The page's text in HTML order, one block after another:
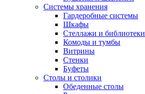
Системы хранения
Гардеробные системы
Шкафы
Стеллажи и библиотеки
Комоды и тумбы
Витрины
Стенки
Буфеты
Столы и столики
Обеденные столы